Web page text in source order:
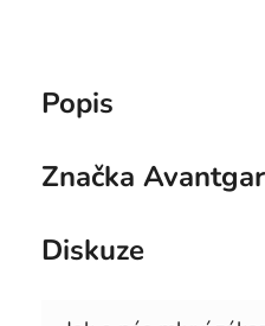
Popis
Značka
Diskuze